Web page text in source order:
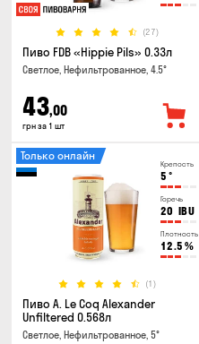
(27)
Пиво FDB «Hippie Pils» 0.33л
Светлое, Нефильтрованное, 4.5°
43,00
грн за 1 шт
Крепость
5 °
Горечь
20 IBU
Плотность
12.5 %
(1)
Только онлайн
Пиво A. Le Coq Alexander
Unfiltered 0.568л
Светлое, Нефильтрованное, 5°